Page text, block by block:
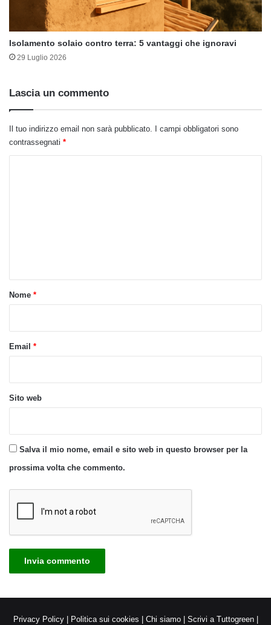
Isolamento solaio contro terra: 5 vantaggi che ignoravi
29 Luglio 2026
Lascia un commento
Il tuo indirizzo email non sarà pubblicato. I campi obbligatori sono
contrassegnati *
o
Nome *
Email *
Sito web
Salva il mio nome, email e sito web in questo browser per la
prossima volta che commento.
Privacy Policy| Politica sui cookies | Chi siamo| Scrivi a Tuttogreen|